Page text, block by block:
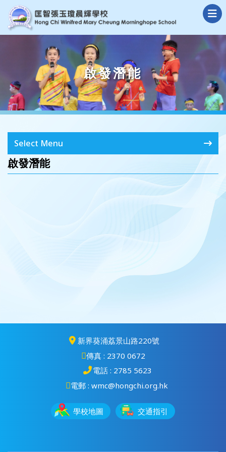
啟發潛能
Select Menu
啟發潛能
新界葵涌荔景山路220號
傳真 : 2370 0672
電話 : 2785 5623
電郵 : wmc@hongchi.org.hk
學校地圖 交通指引